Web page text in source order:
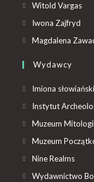
Witold Vargas
Iwona Zajfryd
Magdalena
Wydawcy
Imiona
Instytut
Muzeum
Muzeum
Nine Realms
Wydawnictwo